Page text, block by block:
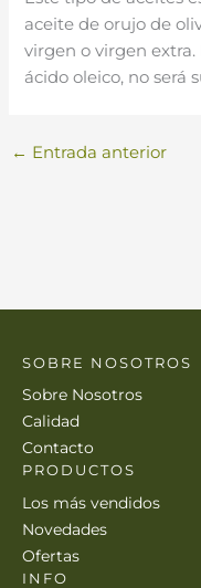
aceite de orujo de
virgen o virgen
ácido oleico, no será
← Entrada anterior
SOBRE NOSOTROS
Sobre Nosotros
Calidad
Contacto
PRODUCTOS
Los más vendidos
Novedades
Ofertas
INFO